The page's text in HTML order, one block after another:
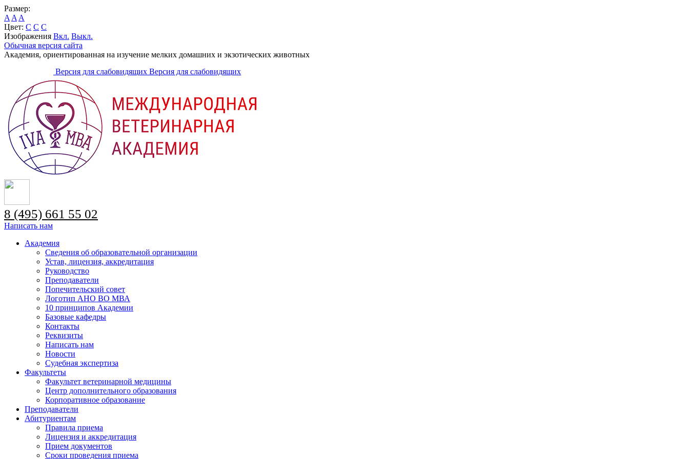
Размер:
A A A
Цвет: C C C
Изображения Вкл. Выкл.
Обычная версия сайта
Академия, ориентированная на изучение мелких домашних и экзотических животных
Версия для слабовидящих Версия для слабовидящих
8 (495) 661 55 02
Написать нам
Академия
Сведения об образовательной организации
Устав, лицензия, аккредитация
Руководство
Преподаватели
Попечительский совет
Логотип АНО ВО МВА
10 принципов Академии
Базовые кафедры
Контакты
Реквизиты
Написать нам
Новости
Судебная экспертиза
Факультеты
Факультет ветеринарной медицины
Центр дополнительного образования
Корпоративное образование
Преподаватели
Абитуриентам
Правила приема
Лицензия и аккредитация
Прием документов
Сроки проведения приема